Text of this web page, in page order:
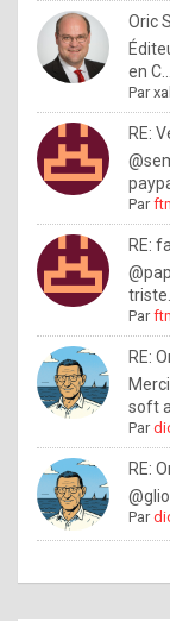
Oric
en C...
Par
RE:
Par
RE:
triste...
Par
RE:
soft
Par
RE:
Par